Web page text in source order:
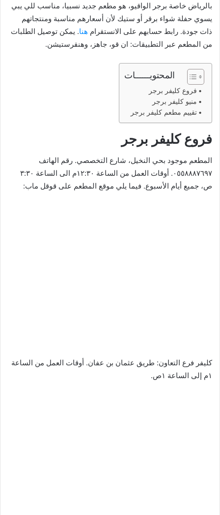
بالرياض خاصة برجر الواقيو، هو مطعم جديد نسبيا، مناسب للي يبي
يسوي حفلة شواء برقر أو ستيك لأن أسعارهم مناسبة ومنتجاتهم
ذات جودة. رابط حسابهم على الانستقرام هنا. يمكن توصيل الطلبات
من المطعم عبر التطبيقات: ان قو، جاهز، وهنقرستيشن.
المحتويــــــات
فروع كليفر برجر
منيو كليفر برجر
تقييم مطعم كليفر برجر
فروع كليفر برجر
المطعم موجود بحي النخيل، شارع التخصصي. رقم الهاتف
٠٥٥٨٨٨٧٦٩٧. أوقات العمل من الساعة ١٢:٣٠م الى الساعة ٣:٣٠
ص، جميع أيام الأسبوع. فيما يلي موقع المطعم على قوقل ماب:
كليفر فرع التعاون: طريق عثمان بن عفان. أوقات العمل من الساعة
١م إلى الساعة ١ص.